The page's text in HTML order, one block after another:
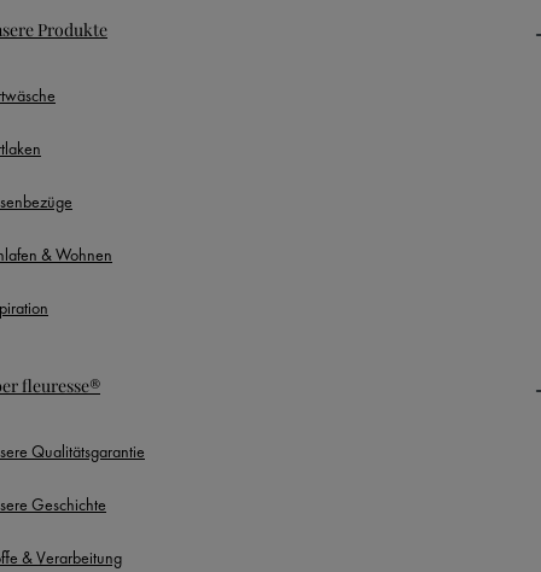
Produkte
& Wohnen
fleuresse®
Qualitätsgarantie
Geschichte
& Verarbeitung